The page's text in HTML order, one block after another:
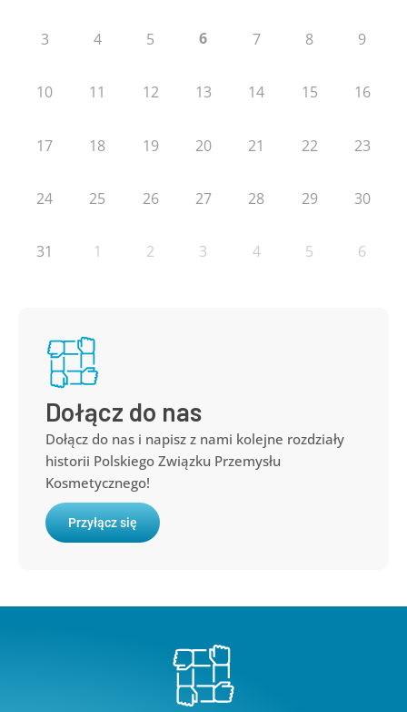
3 4 5 6 7 8 9
10 11 12 13 14 15 16
17 18 19 20 21 22 23
24 25 26 27 28 29 30
31 1 2 3 4 5 6
Dołącz do nas
Dołącz do nas i napisz z nami kolejne rozdziały
historii Polskiego Związku Przemysłu
Kosmetycznego!
Przyłącz się